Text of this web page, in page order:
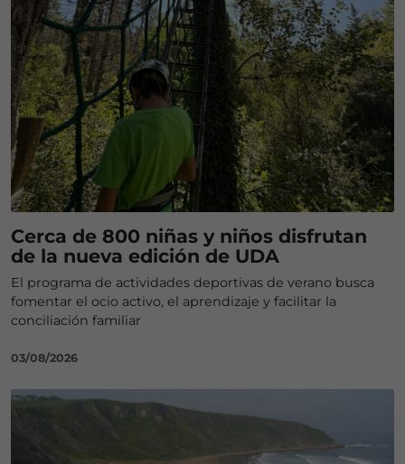
Cerca de 800 niñas y niños disfrutan
de la nueva edición de UDA
El programa de actividades deportivas de verano busca
fomentar el ocio activo, el aprendizaje y facilitar la
conciliación familiar
03/08/2026